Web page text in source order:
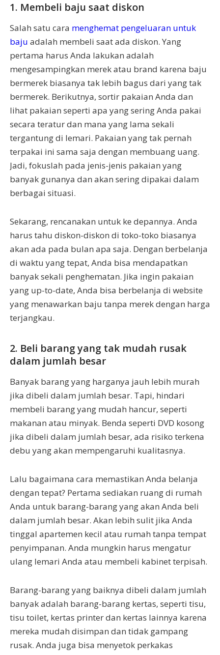
1. Membeli baju saat diskon
Salah satu cara menghemat pengeluaran untuk
baju adalah membeli saat ada diskon. Yang
pertama harus Anda lakukan adalah
mengesampingkan merek atau brand karena baju
bermerek biasanya tak lebih bagus dari yang tak
bermerek. Berikutnya, sortir pakaian Anda dan
lihat pakaian seperti apa yang sering Anda pakai
secara teratur dan mana yang lama sekali
tergantung di lemari. Pakaian yang tak pernah
terpakai ini sama saja dengan membuang uang.
Jadi, fokuslah pada jenis-jenis pakaian yang
banyak gunanya dan akan sering dipakai dalam
berbagai situasi.
Sekarang, rencanakan untuk ke depannya. Anda
harus tahu diskon-diskon di toko-toko biasanya
akan ada pada bulan apa saja. Dengan berbelanja
di waktu yang tepat, Anda bisa mendapatkan
banyak sekali penghematan. Jika ingin pakaian
yang up-to-date, Anda bisa berbelanja di website
yang menawarkan baju tanpa merek dengan harga
terjangkau.
2. Beli barang yang tak mudah rusak
dalam jumlah besar
Banyak barang yang harganya jauh lebih murah
jika dibeli dalam jumlah besar. Tapi, hindari
membeli barang yang mudah hancur, seperti
makanan atau minyak. Benda seperti DVD kosong
jika dibeli dalam jumlah besar, ada risiko terkena
debu yang akan mempengaruhi kualitasnya.
Lalu bagaimana cara memastikan Anda belanja
dengan tepat? Pertama sediakan ruang di rumah
Anda untuk barang-barang yang akan Anda beli
dalam jumlah besar. Akan lebih sulit jika Anda
tinggal apartemen kecil atau rumah tanpa tempat
penyimpanan. Anda mungkin harus mengatur
ulang lemari Anda atau membeli kabinet terpisah.
Barang-barang yang baiknya dibeli dalam jumlah
banyak adalah barang-barang kertas, seperti tisu,
tisu toilet, kertas printer dan kertas lainnya karena
mereka mudah disimpan dan tidak gampang
rusak. Anda juga bisa menyetok perkakas